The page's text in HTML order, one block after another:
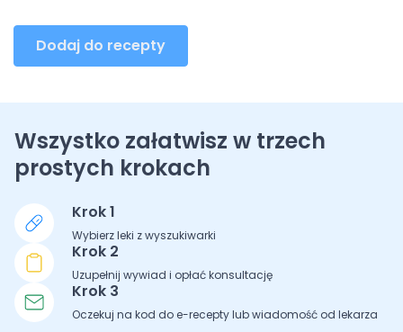
Dodaj do recepty
Wszystko załatwisz w trzech
prostych krokach
Krok 1
Wybierz leki z wyszukiwarki
Krok 2
Uzupełnij wywiad i opłać konsultację
Krok 3
Oczekuj na kod do e-recepty lub wiadomość od lekarza